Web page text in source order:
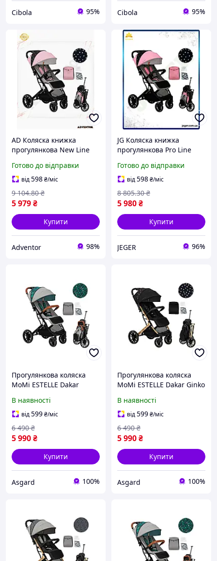
Cibola 95% Cibola 95%
AD Коляска книжка
прогулянкова New Line
рожева для дівчинки
легка складана коляск
Ultra/R
Готово до відправки
від598₴/міс
5 979₴
9 104.80 ₴
Купити
Adventor 98%
JG Коляска книжка
прогулянкова Pro Line
рожева для дівчинки
легка маневрена кол
Prime/X
Готово до відправки
від598₴/міс
5 980₴
8 805.30 ₴
Купити
JEGER 96%
Прогулянкова коляска
MoMi ESTELLE Dakar
В наявності
від599₴/міс
5 990₴
6 490 ₴
Купити
Asgard 100%
Прогулянкова коляска
MoMi ESTELLE Dakar Ginko
В наявності
від599₴/міс
5 990₴
6 490 ₴
Купити
Asgard 100%